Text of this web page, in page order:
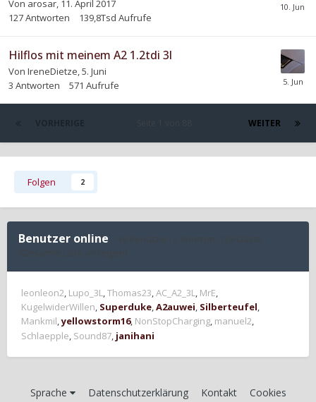
Von arosar, 11. April 2017
127Antworten 139,8Tsd Aufrufe
Hilflos mit meinem A2 1.2tdi 3l
Von IreneDietze,5. Juni
3 Antworten 571 Aufrufe
WEITER
Folgen 2
Benutzer online
leonleon2 Lupo_3L Thomas23 AC_A2_3L MrE
KugelwiderWillen Superduke A2auwei Silberteufel
Mankmil yellowstorm16 NonStopCharging manuel2
Schlaepple Sound87 janihani
Sprache Datenschutzerklärung Kontakt Cookies